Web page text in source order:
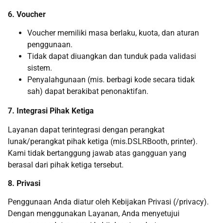
6. Voucher
Voucher memiliki masa berlaku, kuota, dan aturan
penggunaan.
Tidak dapat diuangkan dan tunduk pada validasi
sistem.
Penyalahgunaan (mis. berbagi kode secara tidak
sah) dapat berakibat penonaktifan.
7. Integrasi Pihak Ketiga
Layanan dapat terintegrasi dengan perangkat
lunak/perangkat pihak ketiga (mis.DSLRBooth, printer).
Kami tidak bertanggung jawab atas gangguan yang
berasal dari pihak ketiga tersebut.
8. Privasi
Penggunaan Anda diatur oleh Kebijakan Privasi (/privacy).
Dengan menggunakan Layanan, Anda menyetujui